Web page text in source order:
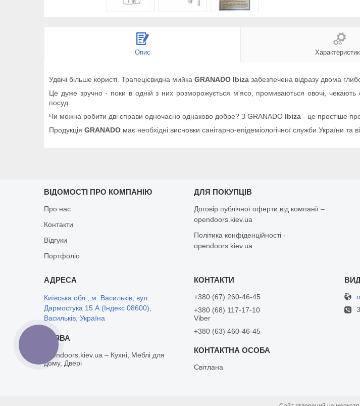
Опис
Удвічі більше користі. Трапецієвидна мийка GRANADO Ibiza забезпечена відразу двома
Це дуже зручно - поки в одній з них розморожується м'ясо, промиваються овочі,
посуд.
Чи можна робити дві справи одночасно однаково добре? З GRANADO Ibiza - це простіше
Продукція GRANADO має необхідні висновки санітарно-епідеміологічної служби України та
ВІДОМОСТІ ПРО КОМПАНІЮ
Про нас
Контакти
Відгуки
Портфоліо
ДЛЯ ПОКУПЦІВ
Договір публічної оферти від компанії –
opendoors.kiev.ua
Політика конфіденційності -
opendoors.kiev.ua
Київська обл., м. Васильків, вул.
Дармостука 15 А (Індекс 08600),
Васильків, Україна
opendoors.kiev.ua – Кухні, Меблі для
дому, Двері
+380 (67) 260-46-45
+380 (68) 117-17-10
Viber
+380 (63) 460-46-45
Світлана